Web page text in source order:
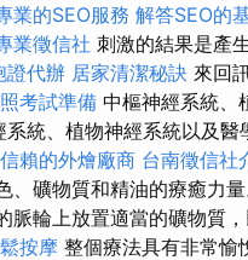
業的SEO服務 解答SEO的
業徵信社 刺激的結果是產
證代辦 居家清潔秘訣 來回
考試準備 中樞神經系統、
統、植物神經系統以及醫
賴的外燴廠商 台南徵信社
、礦物質和精油的療癒力量
輪上放置適當的礦物質，
按摩 整個療法具有非常愉